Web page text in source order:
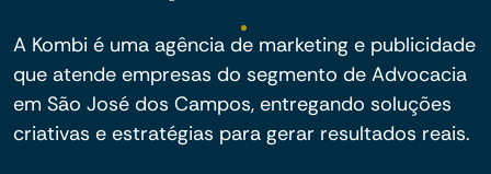
A Kombi é uma agência de marketing e publicidade
que atende empresas do segmento de Advocacia
em São José dos Campos, entregando soluções
criativas e estratégias para gerar resultados reais.